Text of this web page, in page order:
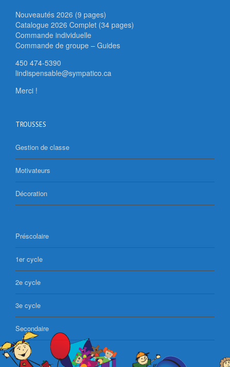
Nouveautés 2026 (9 pages)
Catalogue 2026 Complet (34 pages)
Commande individuelle
Commande de groupe – Guides
450 474-5390
lindispensable@sympatico.ca
Merci !
TROUSSES
Gestion de classe
Motivateurs
Décoration
Préscolaire
1er cycle
2e cycle
3e cycle
Secondaire